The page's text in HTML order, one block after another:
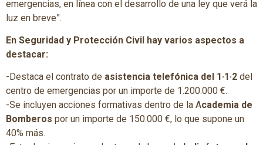
emergencias, en línea con el desarrollo de una ley que verá la
luz en breve”.
En Seguridad y Protección Civil hay varios aspectos a
destacar:
-Destaca el contrato de asistencia telefónica del 1·1·2 del
centro de emergencias por un importe de 1.200.000 €.
-Se incluyen acciones formativas dentro de la Academia de
Bomberos por un importe de 150.000 €, lo que supone un
40% más.